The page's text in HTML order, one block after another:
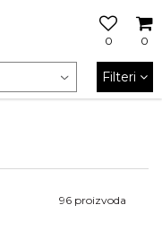
0
0
Filteri
96 proizvoda